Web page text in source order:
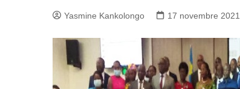
Yasmine Kankolongo 17 novembre 2021